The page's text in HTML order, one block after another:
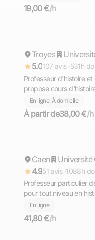
19,00 €/h
Répond rapidement
Troyes
5.0107 avis ·531h
Professeur d'histoire
propose cours
générale pour tous
En ligne, À domicile
À partir de38,00 €/h
Répond rapidement
Caen
Université
4.951 avis ·1088h
Professeur particulier depuis 3 ans
pour tout niveau en
et beaucoup de
En ligne
41,80 €/h